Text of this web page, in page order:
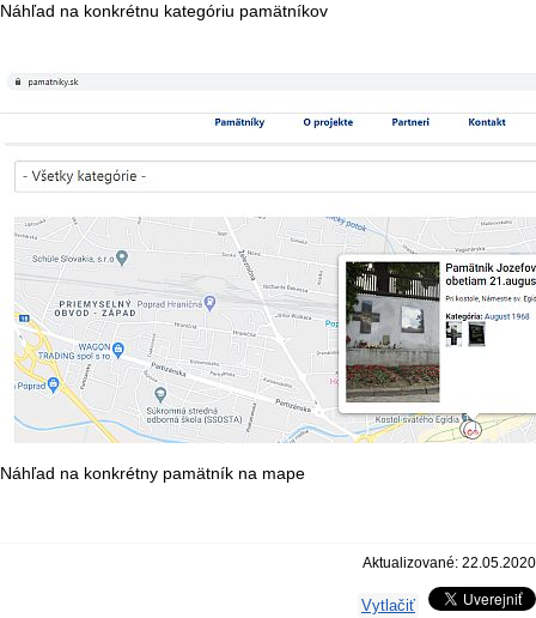
Náhľad na konkrétnu kategóriu pamätníkov
Náhľad na konkrétny pamätník na mape
Aktualizované: 22.05.2020
Vytlačiť